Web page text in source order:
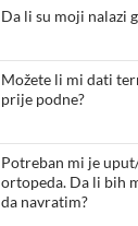
Da li su moji nalazi
Možete li mi dati
prije podne?
Potreban mi je
ortopeda. Da li bih
da navratim?